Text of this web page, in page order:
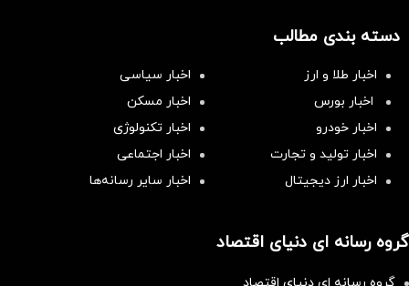
دسته بندی مطالب
اخبار طلا و ارز
اخبار سیاسی
اخبار بورس
اخبار مسکن
اخبار خودرو
اخبار تکنولوژی
اخبار تولید و تجارت
اخبار اجتماعی
اخبار ارز دیجیتال
اخبار سایر رسانه‌‌ها
گروه رسانه ای دنیای اقتصاد